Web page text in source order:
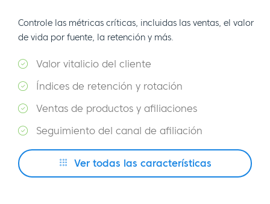
Controle las métricas críticas, incluidas las ventas, el valor
de vida por fuente, la retención y más.
Valor vitalicio del cliente
Índices de retención y rotación
Ventas de productos y afiliaciones
Seguimiento del canal de afiliación
Ver todas las características